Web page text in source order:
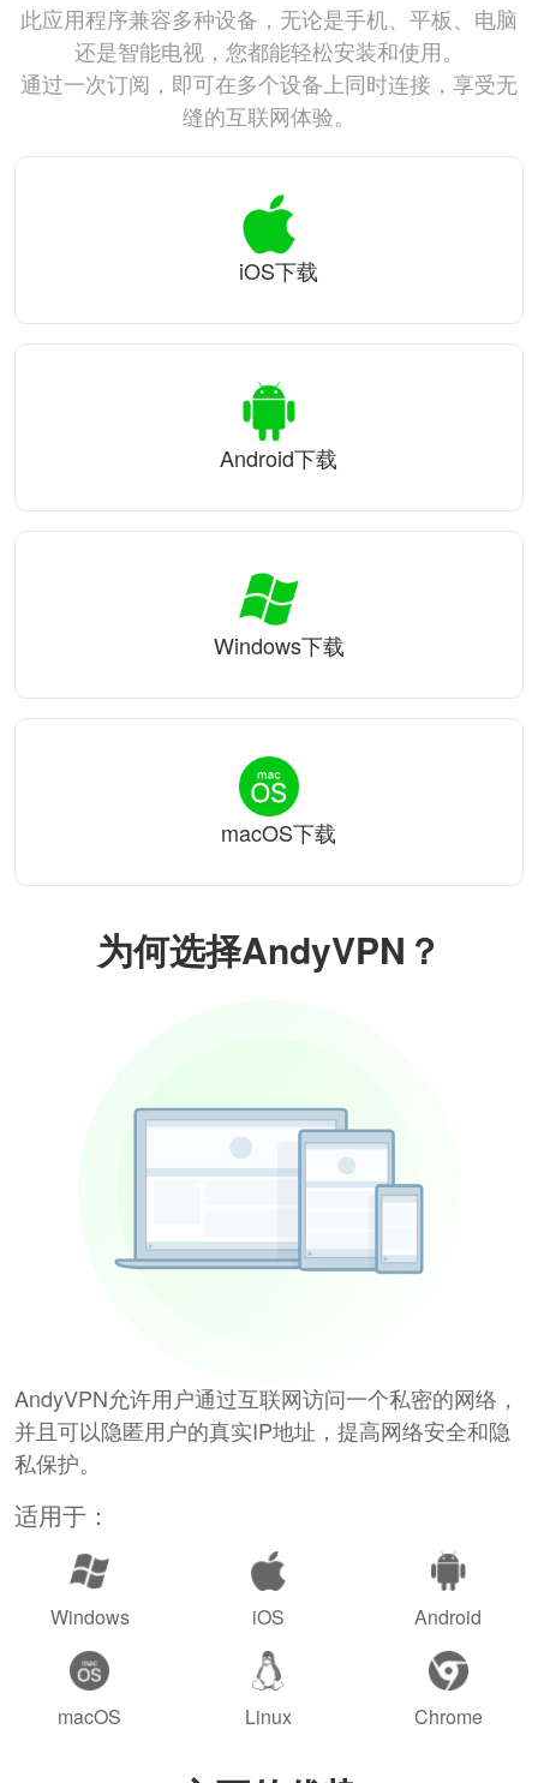
为何选择AndyVPN？
AndyVPN允许用户通过互联网访问一个私密的网络，
并且可以隐匿用户的真实IP地址，提高网络安全和隐
私保护。
适用于：
Windows iOS Android
macOS Linux Chrome
此应用程序兼容多种设备，无论是手机、平板、电脑
还是智能电视，您都能轻松安装和使用。
通过一次订阅，即可在多个设备上同时连接，享受无
缝的互联网体验。
iOS下载
Android下载
Windows下载
macOS下载